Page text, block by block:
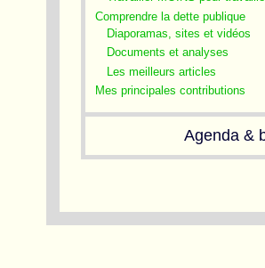
Comprendre la dette publique
Diaporamas, sites et vidéos
Documents et analyses
Les meilleurs articles
Mes principales contributions
Agenda &